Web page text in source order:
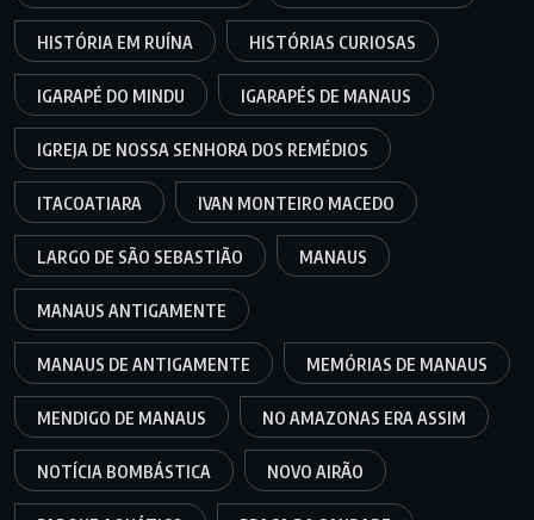
HISTÓRIA EM RUÍNA HISTÓRIAS CURIOSAS
IGARAPÉ DO MINDU IGARAPÉS DE MANAUS
IGREJA DE NOSSA SENHORA DOS REMÉDIOS
ITACOATIARA IVAN MONTEIRO MACEDO
LARGO DE SÃO SEBASTIÃO MANAUS
MANAUS ANTIGAMENTE
MANAUS DE ANTIGAMENTE MEMÓRIAS DE MANAUS
MENDIGO DE MANAUS NO AMAZONAS ERA ASSIM
NOTÍCIA BOMBÁSTICA NOVO AIRÃO